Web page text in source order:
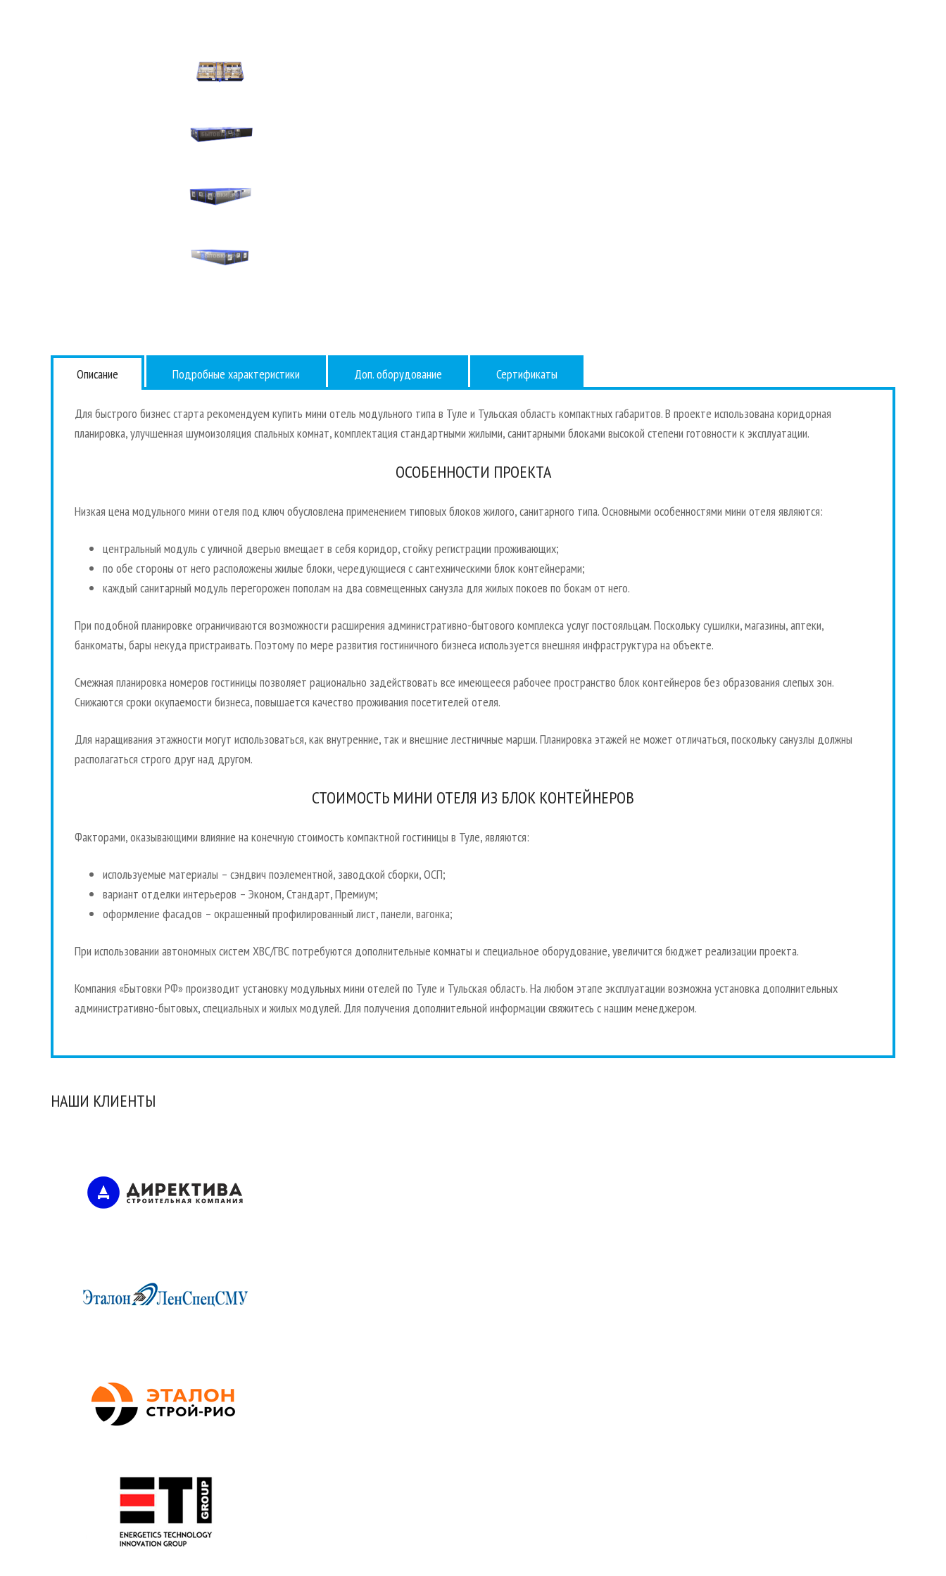
Описание Подробные характеристики Доп. оборудование Сертификаты
Для быстрого бизнес старта рекомендуем купить мини отель модульного типа в Туле и Тульская область компактных габаритов. В проекте использована коридорная
планировка, улучшенная шумоизоляция спальных комнат, комплектация стандартными жилыми, санитарными блоками высокой степени готовности к эксплуатации.
ОСОБЕННОСТИ ПРОЕКТА
Низкая цена модульного мини отеля под ключ обусловлена применением типовых блоков жилого, санитарного типа. Основными особенностями мини отеля являются:
центральный модуль с уличной дверью вмещает в себя коридор, стойку регистрации проживающих;
по обе стороны от него расположены жилые блоки, чередующиеся с сантехническими блок контейнерами;
каждый санитарный модуль перегорожен пополам на два совмещенных санузла для жилых покоев по бокам от него.
При подобной планировке ограничиваются возможности расширения административно-бытового комплекса услуг постояльцам. Поскольку сушилки, магазины, аптеки,
банкоматы, бары некуда пристраивать. Поэтому по мере развития гостиничного бизнеса используется внешняя инфраструктура на объекте.
Смежная планировка номеров гостиницы позволяет рационально задействовать все имеющееся рабочее пространство блок контейнеров без образования слепых зон.
Снижаются сроки окупаемости бизнеса, повышается качество проживания посетителей отеля.
Для наращивания этажности могут использоваться, как внутренние, так и внешние лестничные марши. Планировка этажей не может отличаться, поскольку санузлы должны
располагаться строго друг над другом.
СТОИМОСТЬ МИНИ ОТЕЛЯ ИЗ БЛОК КОНТЕЙНЕРОВ
Факторами, оказывающими влияние на конечную стоимость компактной гостиницы в Туле, являются:
используемые материалы – сэндвич поэлементной, заводской сборки, ОСП;
вариант отделки интерьеров – Эконом, Стандарт, Премиум;
оформление фасадов – окрашенный профилированный лист, панели, вагонка;
При использовании автономных систем ХВС/ГВС потребуются дополнительные комнаты и специальное оборудование, увеличится бюджет реализации проекта.
Компания «Бытовки РФ» производит установку модульных мини отелей по Туле и Тульская область. На любом этапе эксплуатации возможна установка дополнительных
административно-бытовых, специальных и жилых модулей. Для получения дополнительной информации свяжитесь с нашим менеджером.
НАШИ КЛИЕНТЫ